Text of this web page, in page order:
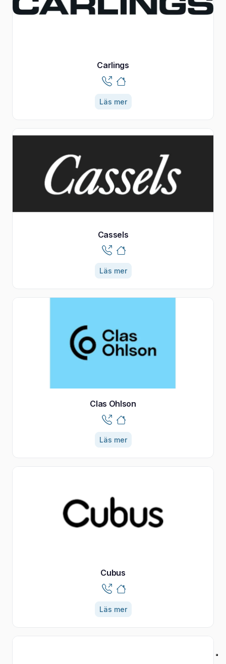
Carlings
Läs mer
Cassels
Läs mer
Clas Ohlson
Läs mer
Cubus
Läs mer